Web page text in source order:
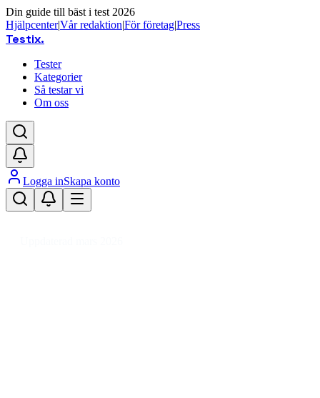
Din guide till bäst i test 2026
Hjälpcenter|Vår redaktion|För företag|Press
Testix.
Tester
Kategorier
Så testar vi
Om oss
Logga inSkapa konto